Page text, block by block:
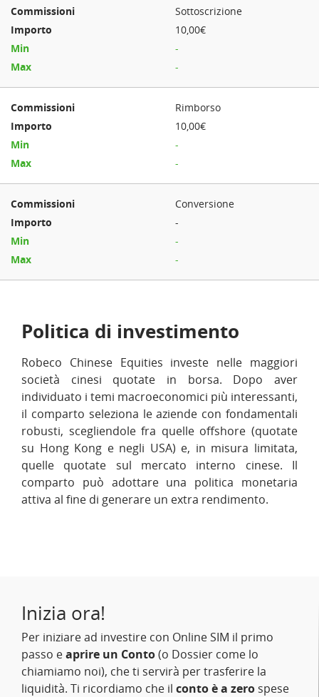
Sottoscrizione
10,00€
-
-
Rimborso
10,00€
-
-
Conversione
-
-
-
Politica di investimento
Robeco Chinese Equities investe nelle maggiori
società cinesi quotate in borsa. Dopo aver
individuato i temi macroeconomici più interessanti,
il comparto seleziona le aziende con fondamentali
robusti, scegliendole fra quelle offshore (quotate
su Hong Kong e negli USA) e, in misura limitata,
quelle quotate sul mercato interno cinese. Il
comparto può adottare una politica monetaria
attiva al fine di generare un extra rendimento.
Inizia ora!
Per iniziare ad investire con Online SIM il primo
passo eaprire un Conto(o Dossier come lo
chiamiamo noi), che ti servirà per trasferire la
liquidità. Ti ricordiamo che il conto è a zero spese